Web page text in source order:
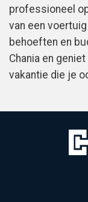
professioneel
van een
behoeften en
Chania en
vakantie die je